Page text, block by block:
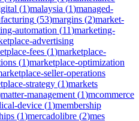
(1)malaysia (1)managed-
(53)margins (2)market-
automation (11)marketing-
advertising
fees (1)marketplace-
(1)marketplace-optimization
seller-operations
strategy (1)markets
matter-management (1)mcommerce
device (1)membership
(1)mercadolibre (2)mes